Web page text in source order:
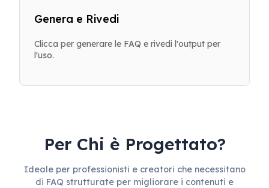
Genera e Rivedi
Clicca per generare le FAQ e rivedi l'output per
l'uso.
Per Chi è Progettato?
Ideale per professionisti e creatori che necessitano
di FAQ strutturate per migliorare i contenuti e